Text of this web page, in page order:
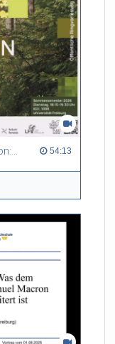
Between tradition and transformation: how owners, advisers and institutions co-create knowledge for resilient forests in Europe 54:13